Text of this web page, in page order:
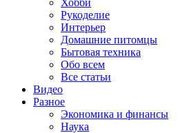
Хобби
Рукоделие
Интерьер
Домашние питомцы
Бытовая техника
Обо всем
Все статьи
Видео
Разное
Экономика и финансы
Наука